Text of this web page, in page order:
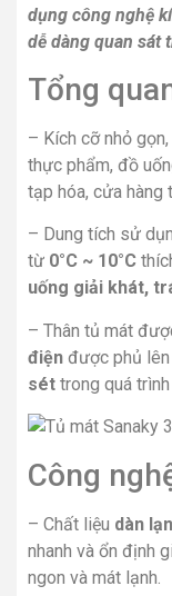
dụng công nghệ
dễ dàng quan sát
Tổng
– Kích cỡ nhỏ gọn,
thực phẩm, đồ
tạp hóa, cửa hàng
– Dung tích sử
từ 0°C ~ 10°C
uống giải khát,
– Thân tủ mát
điện được phủ
sét trong quá
Công
– Chất liệu dàn
nhanh và ổn định
ngon và mát lạnh.